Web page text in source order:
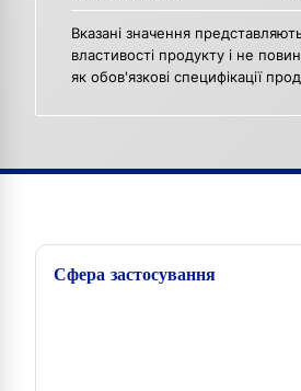
Вказані значення
властивості продукту і не
як обов'язкові специфікації
Сфера застосування